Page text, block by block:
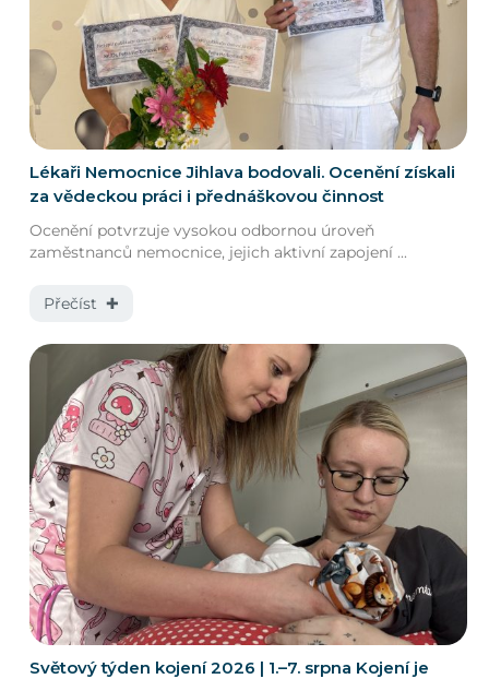
Lékaři Nemocnice Jihlava bodovali. Ocenění získali
za vědeckou práci i přednáškovou činnost
Ocenění potvrzuje vysokou odbornou úroveň
zaměstnanců nemocnice, jejich aktivní zapojení ...
Přečíst ✚
Světový týden kojení 2026 | 1.–7. srpna Kojení je